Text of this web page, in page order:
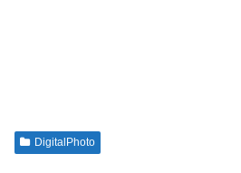
DigitalPhoto